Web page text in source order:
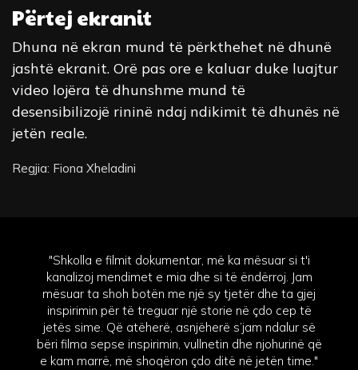
Përtej ekranit
Dhuna në ekran mund të përkthehet në dhunë
jashtë ekranit. Orë pas ore e kaluar duke luajtur
video lojëra të dhunshme mund të
desensibilizojë rininë ndaj ndikimit të dhunës në
jetën reale.
Regjia: Fiona Xheladini
"Shkolla e filmit dokumentar, më ka mësuar si t'i
kanalizoj mendimet e mia dhe si të ëndërroj. Jam
mësuar ta shoh botën me një sy tjetër dhe ta gjej
inspirimin për të treguar një storie në çdo cep të
jetës sime. Që atëherë, asnjëherë s’jam ndalur së
bëri filma sepse inspirimin, vullnetin dhe njohurinë që
e kam marrë, më shoqëron çdo ditë në jetën time."